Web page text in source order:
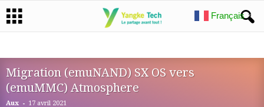
Migration (emuNAND) SX OS vers
(emuMMC) Atmosphere
Aux - 17 avril 2021
Français ▼